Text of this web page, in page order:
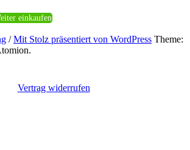
einkaufen
/Mit Stolz präsentiert von WordPress Theme:
Vertrag widerrufen